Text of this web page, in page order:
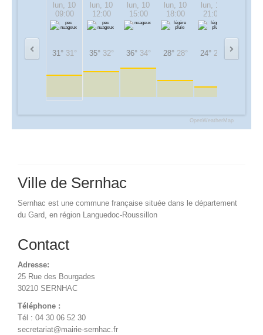
lun, 10
09:00
31° 31°
lun, 10
12:00
35° 32°
lun, 10
15:00
36° 34°
lun, 10
18:00
28° 28°
lun, 10
21:00
24° 24°
OpenWeatherMap
Ville de Sernhac
Sernhac est une commune française située dans le département
du Gard, en région Languedoc-Roussillon
Contact
Adresse:
25 Rue des Bourgades
30210 SERNHAC
Téléphone :
Tél : 04 30 06 52 30
secretariat@mairie-sernhac.fr